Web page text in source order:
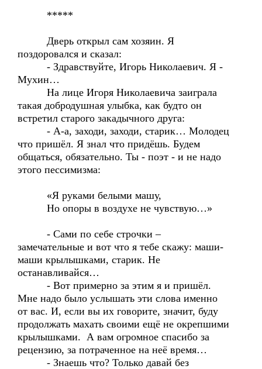
*****
Дверь открыл сам хозяин. Я
поздоровался и сказал:
- Здравствуйте, Игорь Николаевич. Я -
Мухин…
На лице Игоря Николаевича заиграла
такая добродушная улыбка, как будто он
встретил старого закадычного друга:
- А-а, заходи, заходи, старик… Молодец
что пришёл. Я знал что придёшь. Будем
общаться, обязательно. Ты - поэт - и не надо
этого пессимизма:
«Я руками белыми машу,
Но опоры в воздухе не чувствую…»
- Сами по себе строчки –
замечательные и вот что я тебе скажу: маши-
маши крылышками, старик. Не
останавливайся…
- Вот примерно за этим я и пришёл.
Мне надо было услышать эти слова именно
от вас. И, если вы их говорите, значит, буду
продолжать махать своими ещё не окрепшими
крылышками. А вам огромное спасибо за
рецензию, за потраченное на неё время…
- Знаешь что? Только давай без